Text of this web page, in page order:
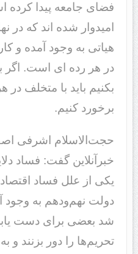
فضای جامعه پیدا کرده
امیدوار شده اند که در
هیاتی به وجود آمده و
در هر رده ای است. اگر
بکنیم باید با متخلف در
برخورد کنیم.
حجت‌الاسلام اشرفی
خبرآنلاین گفت: فساد
یکی از علل فساد
دولت نهم‌و‌دهم به وجود
شد بعضی برای دست
تحریم‌ها را دور بزنند